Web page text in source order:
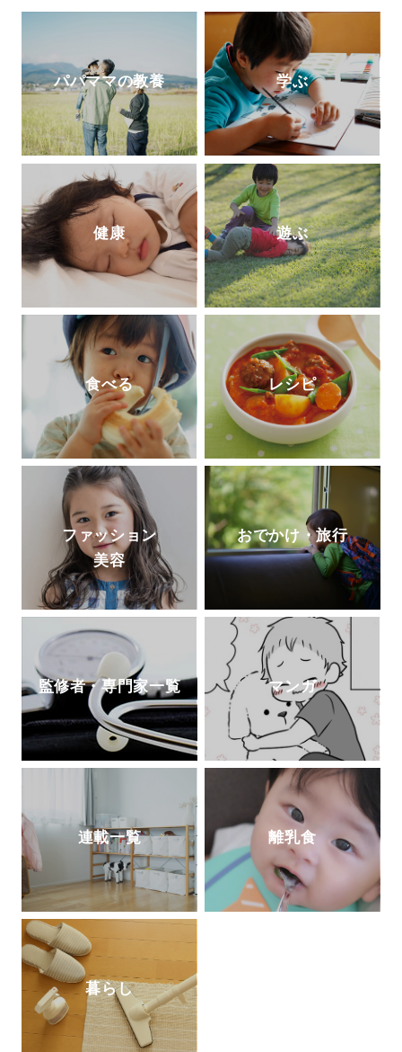
（講談社）がある。
パパママの教養 学ぶ
健康 遊ぶ
食べる レシピ
ファッション
美容
おでかけ・旅行
監修者・専門家一覧 マンガ
連載一覧 離乳食
暮らし